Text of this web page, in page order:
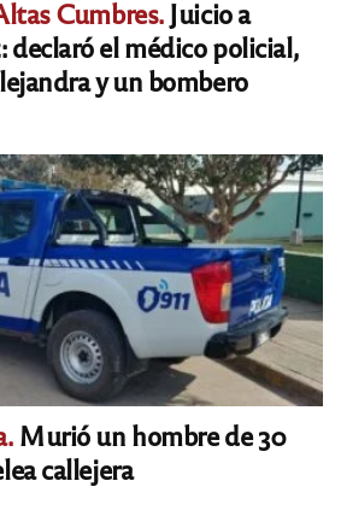
Cumbres.Juicio a
declaró el médico policial,
y un bombero
Murió un hombre de 30
callejera